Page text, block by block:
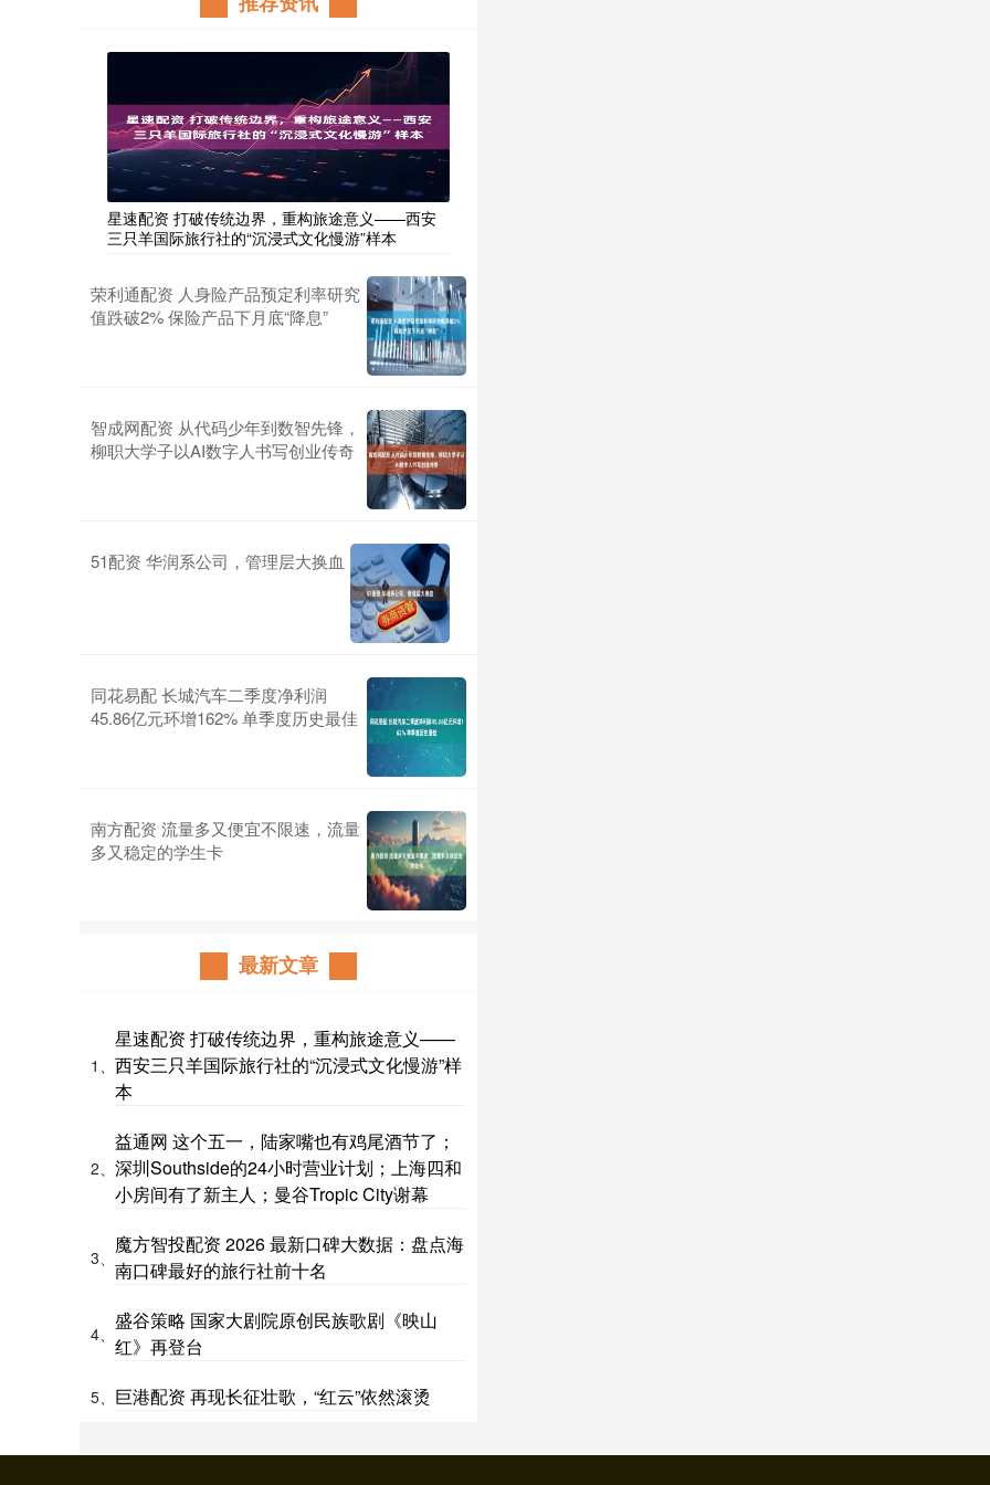
星速配资 打破传统边界，重构旅途意义——西安
三只羊国际旅行社的“沉浸式文化慢游”样本
荣利通配资 人身险产品预定利率研究
值跌破2% 保险产品下月底“降息”
智成网配资 从代码少年到数智先锋，
柳职大学子以AI数字人书写创业传奇
51配资 华润系公司，管理层大换血
同花易配 长城汽车二季度净利润
45.86亿元环增162% 单季度历史最佳
南方配资 流量多又便宜不限速，流量
多又稳定的学生卡
最新文章
1、
星速配资 打破传统边界，重构旅途意义——
西安三只羊国际旅行社的“沉浸式文化慢游”样
本
2、
益通网 这个五一，陆家嘴也有鸡尾酒节了；
深圳Southside的24小时营业计划；上海四和
小房间有了新主人；曼谷Tropic City谢幕
3、
魔方智投配资 2026 最新口碑大数据：盘点海
南口碑最好的旅行社前十名
4、
盛谷策略 国家大剧院原创民族歌剧《映山
红》再登台
5、 巨港配资 再现长征壮歌，“红云”依然滚烫